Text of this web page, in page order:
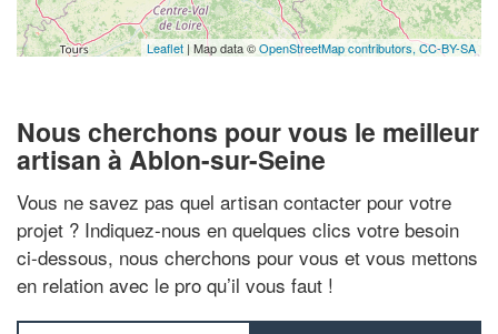
Leaflet | Map data ©OpenStreetMap contributors, CC-BY-SA
Nous cherchons pour vous le meilleur
artisan à Ablon-sur-Seine
Vous ne savez pas quel artisan contacter pour votre
projet ? Indiquez-nous en quelques clics votre besoin
ci-dessous, nous cherchons pour vous et vous mettons
en relation avec le pro qu’il vous faut !